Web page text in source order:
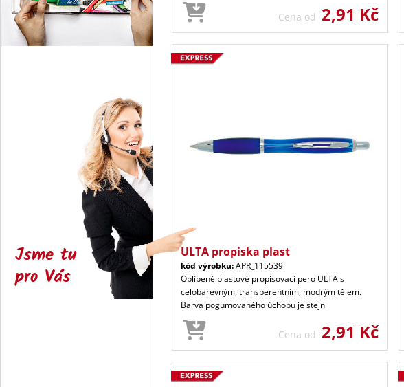
Jsme tu
pro Vás
Cena od 2,91 Kč
ULTA propiska plast
kód výrobku:APR_115539
Oblíbené plastové propisovací pero ULTA s
celobarevným, transperentním, modrým tělem.
Barva pogumovaného úchopu je stejn
Cena od 2,91 Kč